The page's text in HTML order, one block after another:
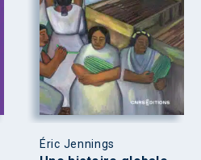
Éric Jennings